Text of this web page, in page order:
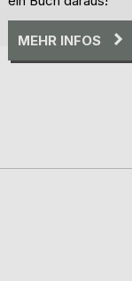
MEHR INFOS